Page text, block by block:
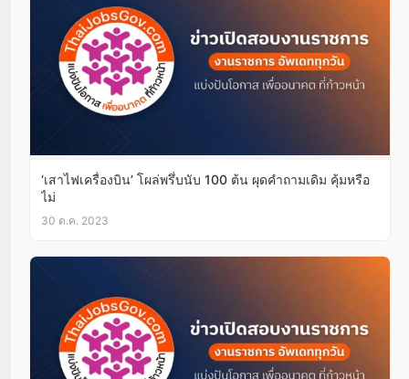
‘เสาไฟเครื่องบิน’ โผล่พรึ่บนับ 100 ต้น ผุดคำถามเดิม คุ้มหรือ
ไม่
30 ต.ค. 2023